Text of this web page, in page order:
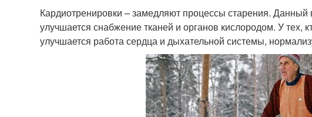
Кардиотренировки – замедляют процессы старения.
улучшается снабжение тканей и органов кислородом. У тех,
улучшается работа сердца и дыхательной системы,